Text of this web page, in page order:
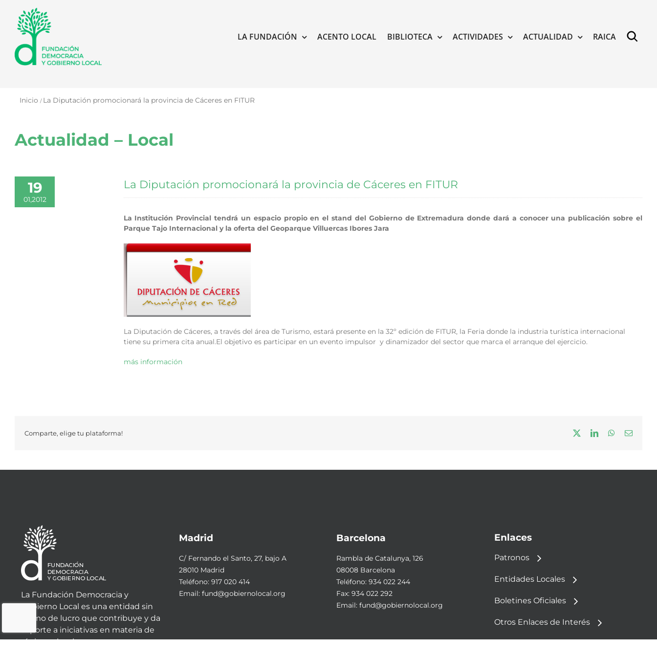
contenido
LA FUNDACIÓN ACENTO LOCAL BIBLIOTECA ACTIVIDADES ACTUALIDAD RAICA
Inicio La Diputación promocionará la provincia de Cáceres en FITUR
Actualidad – Local
19
01,2012
La Diputación promocionará la provincia de Cáceres en FITUR
La Institución Provincial tendrá un espacio propio en el stand del Gobierno de Extremadura donde dará a conocer una publicación sobre el
Parque Tajo Internacional y la oferta del Geoparque Villuercas Ibores Jara
La Diputación de Cáceres, a través del área de Turismo, estará presente en la 32º edición de FITUR, la Feria donde la industria turística internacional
tiene su primera cita anual.El objetivo es participar en un evento impulsor y dinamizador del sector que marca el arranque del ejercicio.
más información
Comparte, elige tu plataforma! LinkedInWhatsApp
Correo
La Fundación Democracia y
Gobierno Local es una entidad sin
ánimo de lucro que contribuye y da
soporte a iniciativas en materia de
régimen local.
Madrid
C/ Fernando el Santo, 27, bajo A
28010 Madrid
Teléfono: 917 020 414
Email: fund@gobiernolocal.org
Barcelona
Rambla de Catalunya, 126
08008 Barcelona
Teléfono: 934 022 244
Fax: 934 022 292
Email: fund@gobiernolocal.org
Enlaces
Patronos
Entidades Locales
Boletines Oficiales
Otros Enlaces de Interés